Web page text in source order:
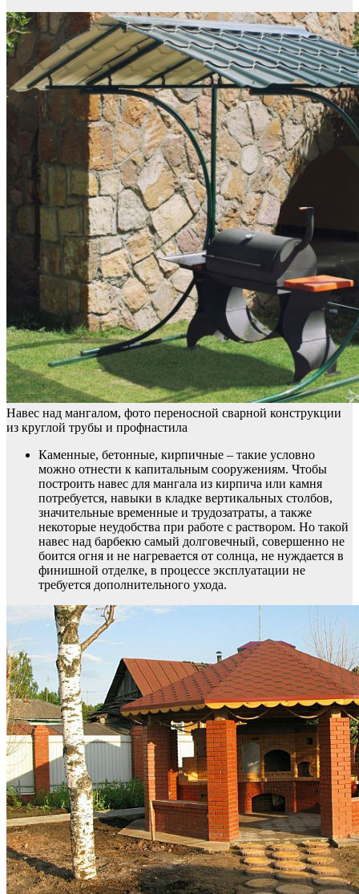
Навес над мангалом, фото переносной сварной конструкции
из круглой трубы и профнастила
Каменные, бетонные, кирпичные – такие условно
можно отнести к капитальным сооружениям. Чтобы
построить навес для мангала из кирпича или камня
потребуется, навыки в кладке вертикальных столбов,
значительные временные и трудозатраты, а также
некоторые неудобства при работе с раствором. Но такой
навес над барбекю самый долговечный, совершенно не
боится огня и не нагревается от солнца, не нуждается в
финишной отделке, в процессе эксплуатации не
требуется дополнительного ухода.